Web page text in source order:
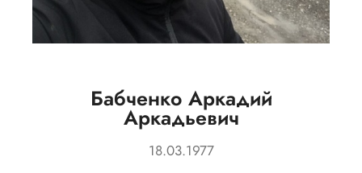
Бабченко Аркадий
Аркадьевич
18.03.1977